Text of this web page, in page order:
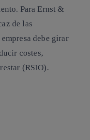
Para Ernst &
de las
debe girar
costes,
(RSIO).